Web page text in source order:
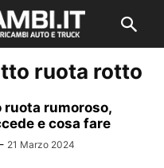
ruota rotto
rumoroso,
e cosa fare
- 21 Marzo 2024